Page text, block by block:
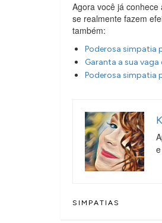
Agora você já conhece
se realmente fazem
também:
Poderosa simpatia
Garanta a sua
Poderosa simpatia
SIMPATIAS